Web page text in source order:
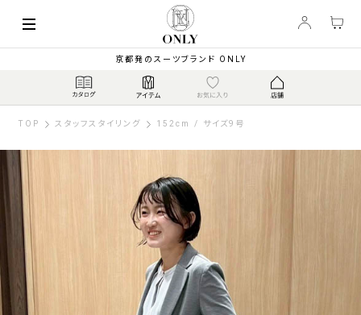
京都発のスーツブランド ONLY
TOP スタッフスタイリング 152cm / サイズ9号